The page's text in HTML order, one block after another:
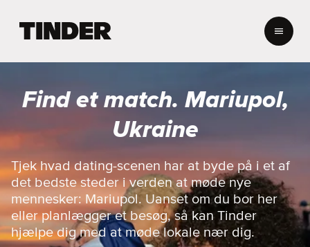
r
s
a
r
t
s
i
d
Find et match. Mariupol,
Ukraine
Tjek hvad dating-scenen har at byde på i et af
det bedste steder i verden at møde nye
mennesker: Mariupol. Uanset om du bor her
eller planlægger et besøg, så kan Tinder
hjælpe dig med at møde lokale nær dig.